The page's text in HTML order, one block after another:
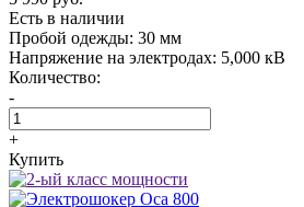
Есть в наличии
Пробой одежды: 30 мм
Напряжение на электродах: 5,000 кВ
Количество:
-
+
Купить